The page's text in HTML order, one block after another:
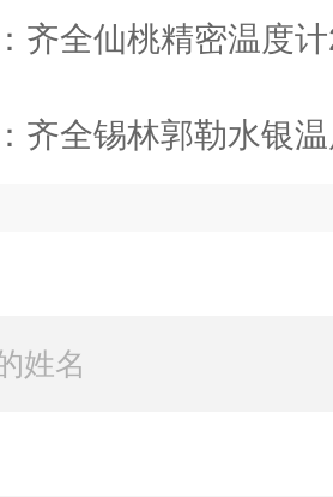
齐全仙桃精密温度
齐全锡林郭勒水银